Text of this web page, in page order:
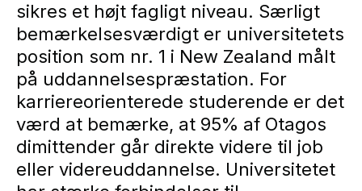
sikres et højt fagligt niveau. Særligt
bemærkelsesværdigt er universitetets
position som nr. 1 i New Zealand målt
på uddannelsespræstation. For
karriereorienterede studerende er det
værd at bemærke, at 95% af Otagos
dimittender går direkte videre til job
eller videreuddannelse. Universitetet